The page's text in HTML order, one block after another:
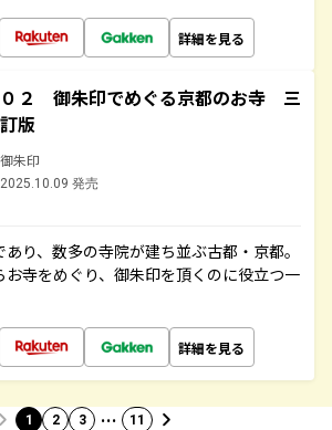
詳細を見る
０２ 御朱印でめぐる京都のお寺 三
訂版
御朱印
2025.10.09 発売
り、数多の寺院が建ち並ぶ古都・京都。
寺をめぐり、御朱印を頂くのに役立つ一
詳細を見る
1 2 3 … 11